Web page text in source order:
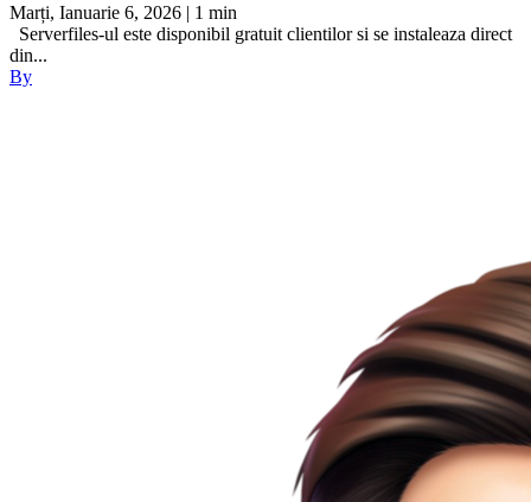
Marți, Ianuarie 6, 2026 | 1 min
Serverfiles-ul este disponibil gratuit clientilor si se instaleaza direct
din...
By